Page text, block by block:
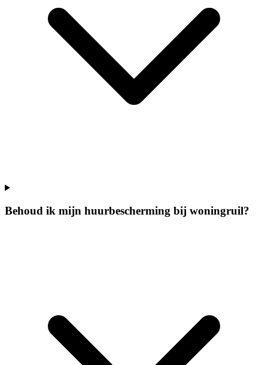
Behoud ik mijn huurbescherming bij woningruil?